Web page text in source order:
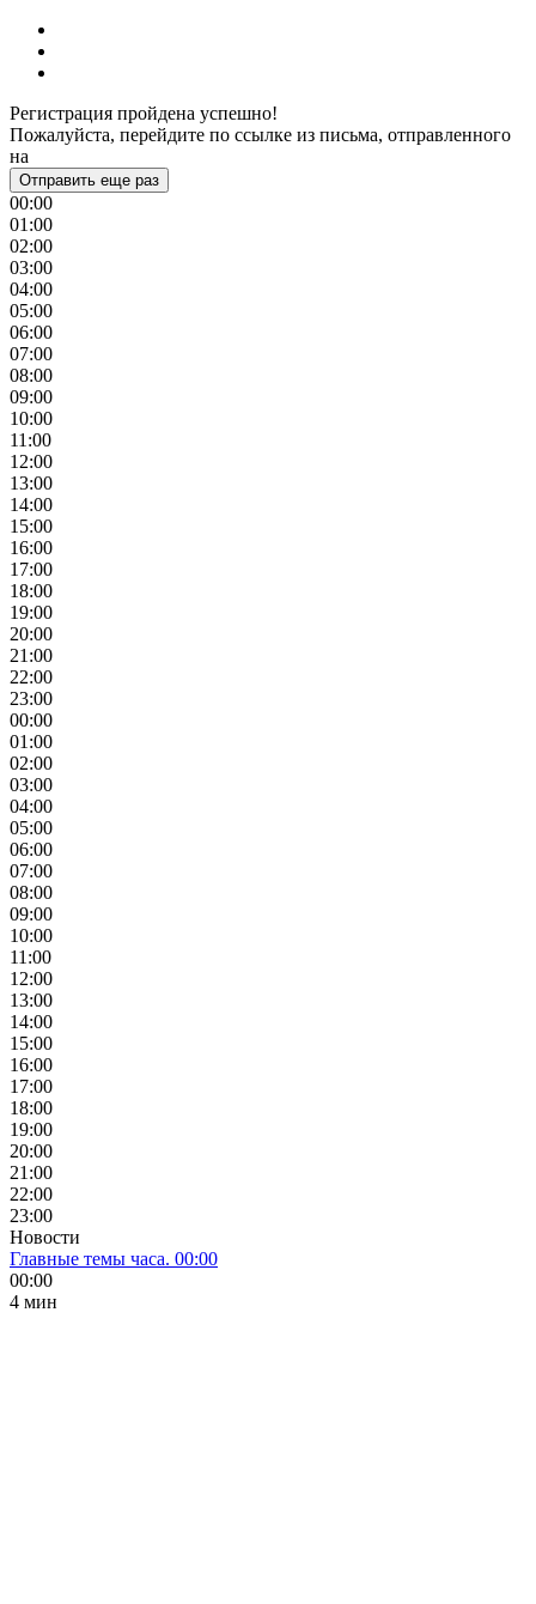
Регистрация пройдена успешно!
Пожалуйста, перейдите по ссылке из письма, отправленного
на
Отправить еще раз
00:00
01:00
02:00
03:00
04:00
05:00
06:00
07:00
08:00
09:00
10:00
11:00
12:00
13:00
14:00
15:00
16:00
17:00
18:00
19:00
20:00
21:00
22:00
23:00
00:00
01:00
02:00
03:00
04:00
05:00
06:00
07:00
08:00
09:00
10:00
11:00
12:00
13:00
14:00
15:00
16:00
17:00
18:00
19:00
20:00
21:00
22:00
23:00
Новости
Главные темы часа. 00:00
00:00
4 мин